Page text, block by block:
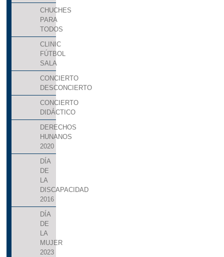
CHUCHES
PARA
TODOS
CLINIC
FÚTBOL
SALA
CONCIERTO
DESCONCIERTO
CONCIERTO
DIDÁCTICO
DERECHOS
HUNANOS
2020
DÍA
DE
LA
DISCAPACIDAD
2016
DÍA
DE
LA
MUJER
2023